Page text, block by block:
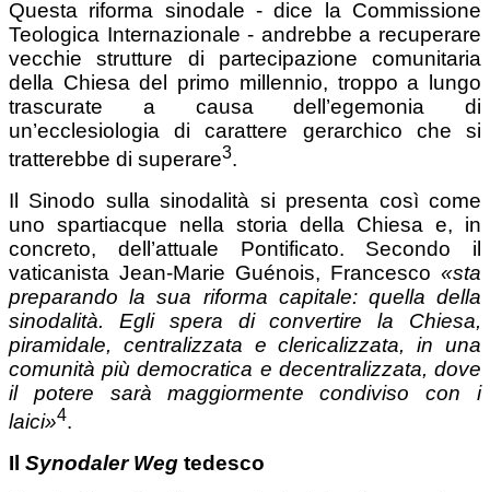
Questa riforma sinodale - dice la Commissione
Teologica Internazionale - andrebbe a recuperare
vecchie strutture di partecipazione comunitaria
della Chiesa del primo millennio, troppo a lungo
trascurate a causa dell’egemonia di
un’ecclesiologia di carattere gerarchico che si
tratterebbe di superare3.
Il Sinodo sulla sinodalità si presenta così come
uno spartiacque nella storia della Chiesa e, in
concreto, dell’attuale Pontificato. Secondo il
vaticanista Jean-Marie Guénois, Francesco «sta
preparando la sua riforma capitale: quella della
sinodalità. Egli spera di convertire la Chiesa,
piramidale,
centralizzata e clericalizzata, in una
comunità più democratica e decentralizzata, dove
il potere sarà maggiormente
condiviso con i
laici»4.
Il Synodaler Weg tedesco